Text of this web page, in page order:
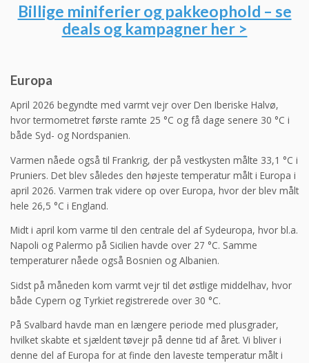
Billige miniferier og pakkeophold – se
deals og kampagner her >
Europa
April 2026 begyndte med varmt vejr over Den Iberiske Halvø,
hvor termometret første ramte 25 °C og få dage senere 30 °C i
både Syd- og Nordspanien.
Varmen nåede også til Frankrig, der på vestkysten målte 33,1 °C i
Pruniers. Det blev således den højeste temperatur målt i Europa i
april 2026. Varmen trak videre op over Europa, hvor der blev målt
hele 26,5 °C i England.
Midt i april kom varme til den centrale del af Sydeuropa, hvor bl.a.
Napoli og Palermo på Sicilien havde over 27 °C. Samme
temperaturer nåede også Bosnien og Albanien.
Sidst på måneden kom varmt vejr til det østlige middelhav, hvor
både Cypern og Tyrkiet registrerede over 30 °C.
På Svalbard havde man en længere periode med plusgrader,
hvilket skabte et sjældent tøvejr på denne tid af året. Vi bliver i
denne del af Europa for at finde den laveste temperatur målt i